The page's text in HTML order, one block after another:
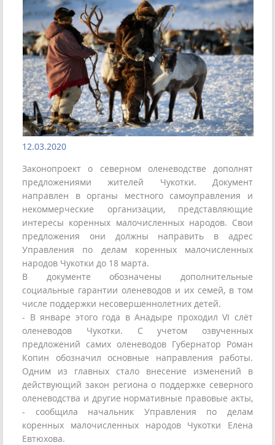
12.03.2020
Законопроект о северном оленеводстве дополнят
предложениями жителей Чукотки. Документ
направлен в органы местного самоуправления и
некоммерческие организации, представляющие
интересы коренных малочисленных народов. Свои
предложения они должны направить в адрес
Управления по делам коренных малочисленных
народов Чукотки до 18 марта.
В документе обозначены дополнительные
социальные гарантии оленеводов и их семей, в том
числе поддержки несовершеннолетних детей.
- В январе этого года в Анадыре проходил VI слёт
оленеводов Чукотки. С учетом озвученных
предложений самих оленеводов Губернатор Роман
Копин обозначил основные направления работы.
Одним из главных стало внесение изменений в
действующий закон региона о поддержке северного
оленеводства и другие нормативные правовые акты,
- сообщила начальник Управления по делам
коренных малочисленных народов Чукотки Елена
Евтюхова.